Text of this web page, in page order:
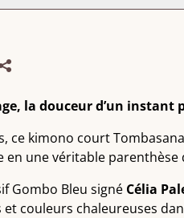
la douceur d’un instant
ce kimono court
une véritable parenthèse
Gombo Bleu signé Célia
couleurs chaleureuses